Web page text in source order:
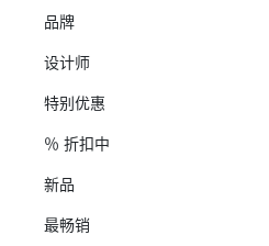
品牌
设计师
特别优惠
％ 折扣中
新品
最畅销